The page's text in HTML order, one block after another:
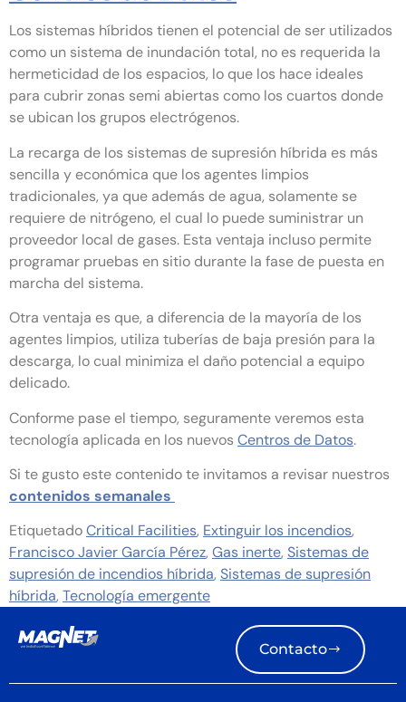
Los sistemas híbridos tienen el potencial de ser utilizados
como un sistema de inundación total, no es requerida la
hermeticidad de los espacios, lo que los hace ideales
para cubrir zonas semi abiertas como los cuartos donde
se ubican los grupos electrógenos.
La recarga de los sistemas de supresión híbrida es más
sencilla y económica que los agentes limpios
tradicionales, ya que además de agua, solamente se
requiere de nitrógeno, el cual lo puede suministrar un
proveedor local de gases. Esta ventaja incluso permite
programar pruebas en sitio durante la fase de puesta en
marcha del sistema.
Otra ventaja es que, a diferencia de la mayoría de los
agentes limpios, utiliza tuberías de baja presión para la
descarga, lo cual minimiza el daño potencial a equipo
delicado.
Conforme pase el tiempo, seguramente veremos esta
tecnología aplicada en los nuevosCentros de Datos.
Si te gusto este contenido te invitamos a revisar nuestros
contenidos semanales
EtiquetadoCritical Facilities, Extinguir los incendios,
Francisco Javier García Pérez, Gas inerte, Sistemas de
supresión de incendios híbrida, Sistemas de supresión
híbrida, Tecnología emergente
Contacto